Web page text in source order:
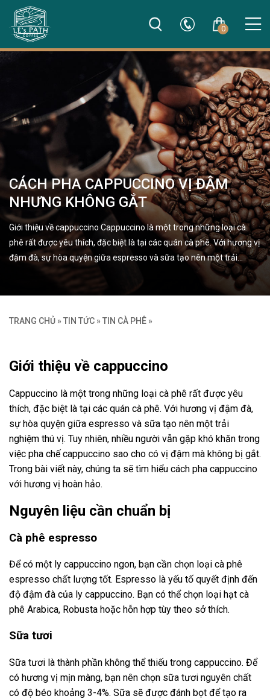
0
CÁCH PHA CAPPUCCINO VỊ ĐẬM
NHƯNG KHÔNG GẮT
Giới thiệu về cappuccino Cappuccino là một trong những loại cà
phê rất được yêu thích, đặc biệt là tại các quán cà phê. Với hương vị
đậm đà, sự hòa quyện giữa espresso và sữa tạo nên một trải…
TRANG CHỦ » TIN TỨC » TIN CÀ PHÊ »
Giới thiệu về cappuccino
Cappuccino là một trong những loại cà phê rất được yêu
thích, đặc biệt là tại các quán cà phê. Với hương vị đậm đà,
sự hòa quyện giữa espresso và sữa tạo nên một trải
nghiệm thú vị. Tuy nhiên, nhiều người vẫn gặp khó khăn trong
việc pha chế cappuccino sao cho có vị đậm mà không bị gắt.
Trong bài viết này, chúng ta sẽ tìm hiểu cách pha cappuccino
với hương vị hoàn hảo.
Nguyên liệu cần chuẩn bị
Cà phê espresso
Để có một ly cappuccino ngon, bạn cần chọn loại cà phê
espresso chất lượng tốt. Espresso là yếu tố quyết định đến
độ đậm đà của ly cappuccino. Bạn có thể chọn loại hạt cà
phê Arabica, Robusta hoặc hỗn hợp tùy theo sở thích.
Sữa tươi
Sữa tươi là thành phần không thể thiếu trong cappuccino. Để
có hương vị mịn màng, bạn nên chọn sữa tươi nguyên chất
có độ béo khoảng 3-4%. Sữa sẽ được đánh bọt để tạo ra